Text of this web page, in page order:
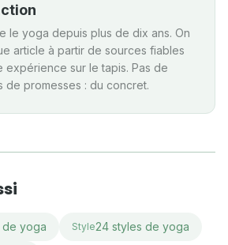
le yoga depuis plus de dix ans. On
article à partir de sources fiables
expérience sur le tapis. Pas de
de promesses : du concret.
yoga Style24 styles de yoga